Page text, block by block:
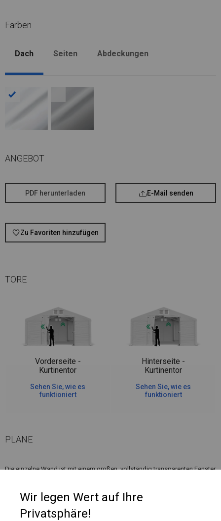
Farben
Dach Seiten Abdeckungen
ANGEBOT
PDF herunterladen E-Mail senden
Zu Favoriten hinzufügen
TORE
Vorderseite -
Kurtinentor
Sehen Sie, wie es
funktioniert
Hinterseite -
Kurtinentor
Sehen Sie, wie es
funktioniert
PLANE
Die einzelne Wand ist mit einem großen, vollständig transparenten Fenster
Produkte oder Waren von außen gut sichtbar sind.
Wir legen Wert auf Ihre
Privatsphäre!